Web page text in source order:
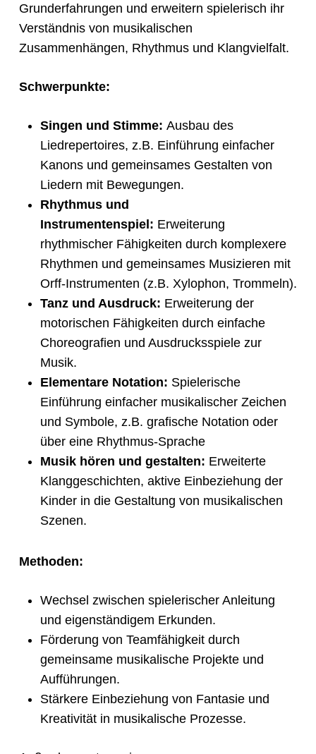
Grunderfahrungen und erweitern spielerisch ihr
Verständnis von musikalischen
Zusammenhängen, Rhythmus und Klangvielfalt.
Schwerpunkte:
Singen und Stimme: Ausbau des
Liedrepertoires, z.B. Einführung einfacher
Kanons und gemeinsames Gestalten von
Liedern mit Bewegungen.
Rhythmus und
Instrumentenspiel: Erweiterung
rhythmischer Fähigkeiten durch komplexere
Rhythmen und gemeinsames Musizieren mit
Orff-Instrumenten (z.B. Xylophon, Trommeln).
Tanz und Ausdruck: Erweiterung der
motorischen Fähigkeiten durch einfache
Choreografien und Ausdrucksspiele zur
Musik.
Elementare Notation: Spielerische
Einführung einfacher musikalischer Zeichen
und Symbole, z.B. grafische Notation oder
über eine Rhythmus-Sprache
Musik hören und gestalten: Erweiterte
Klanggeschichten, aktive Einbeziehung der
Kinder in die Gestaltung von musikalischen
Szenen.
Methoden:
Wechsel zwischen spielerischer Anleitung
und eigenständigem Erkunden.
Förderung von Teamfähigkeit durch
gemeinsame musikalische Projekte und
Aufführungen.
Stärkere Einbeziehung von Fantasie und
Kreativität in musikalische Prozesse.